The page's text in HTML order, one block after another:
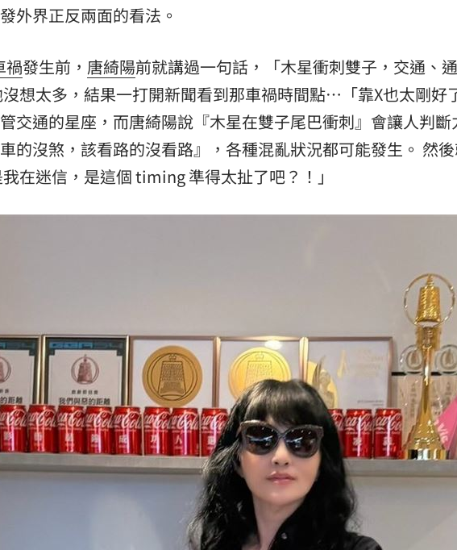
Formosa 7s掀足球熱潮
外界正反兩面的看法。
禍發生前， 唐綺陽前就講過一句話，「木星衝刺雙子，交通、
想太多，結果一打開新聞看到那車禍時間點…「靠X也太剛好
交通的星座，而唐綺陽說『木星在雙子尾巴衝刺』會讓人判
的沒煞，該看路的沒看路』，各種混亂狀況都可能發生。 然
在迷信，是這個 timing 準得太扯了吧？！」